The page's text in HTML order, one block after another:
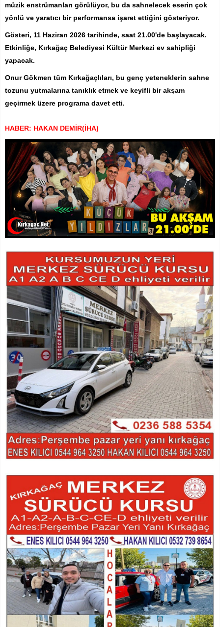
müzik enstrümanları görülüyor, bu da sahnelecek eserin çok
yönlü ve yaratıcı bir performansa işaret ettiğini gösteriyor.
Gösteri, 11 Haziran 2026 tarihinde, saat 21.00'de başlayacak.
Etkinliğe, Kırkağaç Belediyesi Kültür Merkezi ev sahipliği
yapacak.
Onur Gökmen tüm Kırkağaçlıları, bu genç yeteneklerin sahne
tozunu yutmalarına tanıklık etmek ve keyifli bir akşam
geçirmek üzere programa davet etti.
HABER: HAKAN DEMİR(İHA)